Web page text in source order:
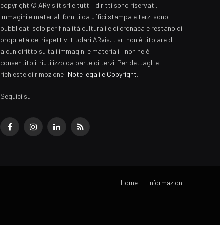
copyright © ARvis.it srl e tutti i diritti sono riservati.
Immagini e materiali forniti da uffici stampa e terzi sono
pubblicati solo per finalità culturali e di cronaca e restano di
proprietà dei rispettivi titolari ARvis.it srl non è titolare di
alcun diritto su tali immagini e materiali : non ne è
consentito il riutilizzo da parte di terzi. Per dettagli e
richieste di rimozione: Note legali e Copyright.
Seguici su:
FacebookInstagramLinkedInRSS
Home Informazioni